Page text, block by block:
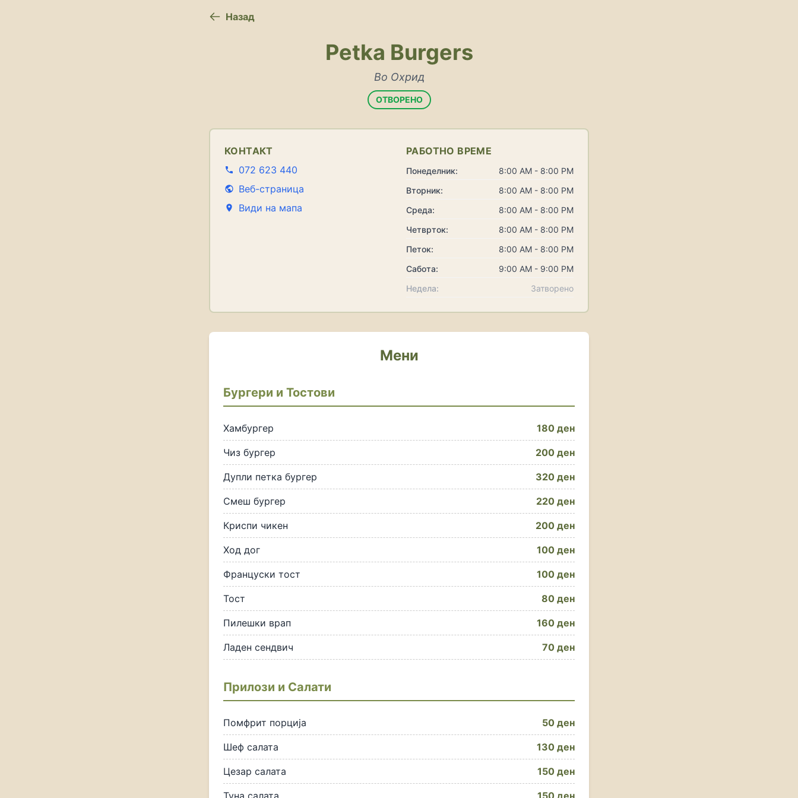
Назад
Petka Burgers
Во Охрид
ОТВОРЕНО
КОНТАКТ
072 623 440
Веб-страница
Види на мапа
РАБОТНО ВРЕМЕ
Понеделник:
8:00 AM - 8:00 PM
Вторник:
8:00 AM - 8:00 PM
Среда:
8:00 AM - 8:00 PM
Четврток:
8:00 AM - 8:00 PM
Петок:
8:00 AM - 8:00 PM
Сабота:
9:00 AM - 9:00 PM
Недела:
Затворено
Мени
Бургери и Тостови
Хамбургер 180 ден
Чиз бургер 200 ден
Дупли петка бургер 320 ден
Смеш бургер 220 ден
Криспи чикен 200 ден
Ход дог 100 ден
Француски тост 100 ден
Тост 80 ден
Пилешки врап 160 ден
Ладен сендвич 70 ден
Прилози и Салати
Помфрит порција 50 ден
Шеф салата 130 ден
Цезар салата 150 ден
Туна салата 150 ден